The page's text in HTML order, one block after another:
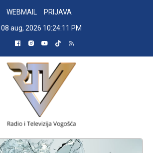
WEBMAIL
PRIJAVA
08 aug, 2026 10:24:12 PM
RADIO TELEVIZIJA VOGOŠĆA